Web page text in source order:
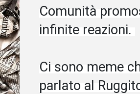
Comunità
infinite reazioni.
Ci sono meme
parlato al